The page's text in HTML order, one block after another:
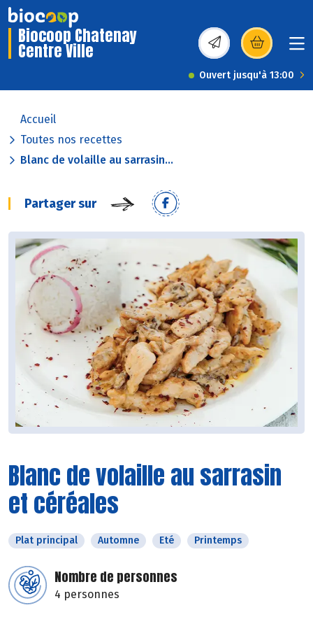
Biocoop Chatenay
Centre Ville (s’ouvre dans une
Ouvert jusqu'à 13:00
Accueil
Toutes nos recettes
Blanc de volaille au sarrasin...
Partager sur
Blanc de volaille au sarrasin
et céréales
Plat principal Automne Eté Printemps
Nombre de personnes
4 personnes